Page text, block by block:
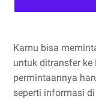
Kamu bisa
untuk ditransfer ke
permintaannya
seperti informasi